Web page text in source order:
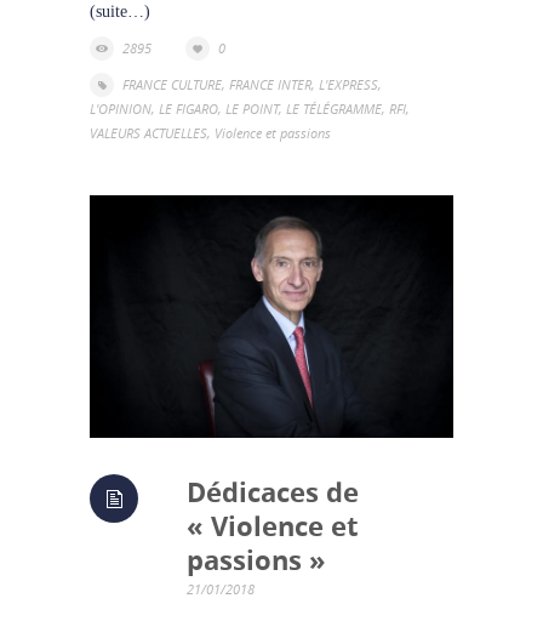
(suite…)
2895
0
FRANCE CULTURE, FRANCE INTER, L'EXPRESS,
L'OPINION, LE FIGARO, LE POINT, LE TÉLÉGRAMME, RFI,
VALEURS ACTUELLES, Violence et passions
Dédicaces de
« Violence et
passions »
21/01/2018